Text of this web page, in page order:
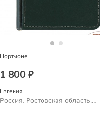
Портмоне
1 800 ₽
Евгения
Россия, Ростовская область,